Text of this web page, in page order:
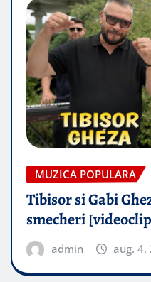
MUZICA POPULARA
Tibisor si Gabi
smecheri
admin aug. 4,